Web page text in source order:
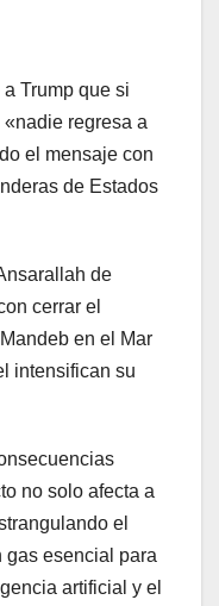
Trump que si
regresa a
el mensaje con
de Estados
de
cerrar el
en el Mar
intensifican su
no solo afecta a
el
gas esencial para
artificial y el